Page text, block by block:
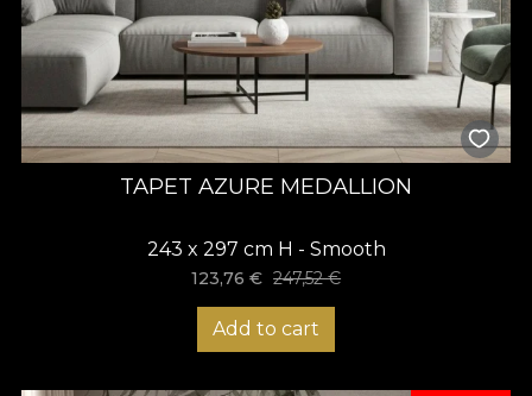
TAPET AZURE MEDALLION
243 x 297 cm H - Smooth
123,76 € 247,52€
Add to cart